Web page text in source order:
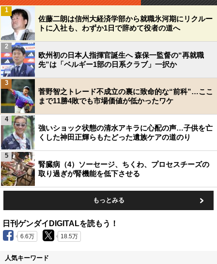
佐藤二朗は信州大経済学部から就職氷河期にリクルー
トに入社も、わずか1日で辞めて役者の道へ
1
欧州初の日本人指揮官誕生へ 森保一監督の“再就職
先”は「ベルギー1部の日系クラブ」一択か
2
菅野智之トレード不成立の裏に致命的な“前科”…ここ
まで11勝4敗でも市場価値が低かったワケ
3
強いショック状態の清水アキラに心配の声…子供を亡
くした神田正輝らもたどった遺族ケアの道のり
4
腎臓病（4）ソーセージ、ちくわ、プロセスチーズの
取り過ぎが腎機能を低下させる
5
もっとみる
日刊ゲンダイDIGITALを読もう！
6.6万 18.5万
人気キーワード